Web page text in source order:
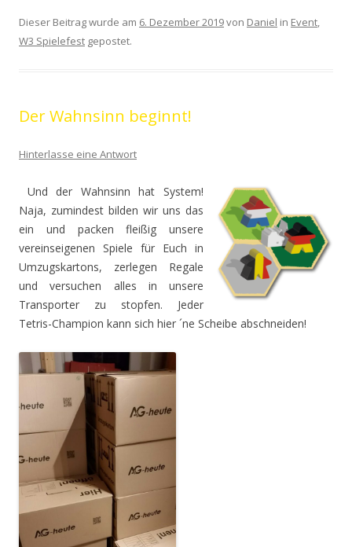
Dieser Beitrag wurde am 6. Dezember 2019von Daniel in Event,
W3 Spielefest gepostet.
Der Wahnsinn beginnt!
Hinterlasse eine Antwort
Und der Wahnsinn hat System!
Naja, zumindest bilden wir uns das
ein und packen fleißig unsere
vereinseigenen Spiele für Euch in
Umzugskartons, zerlegen Regale
und versuchen alles in unsere
Transporter zu stopfen. Jeder
Tetris-Champion kann sich hier ´ne Scheibe abschneiden!